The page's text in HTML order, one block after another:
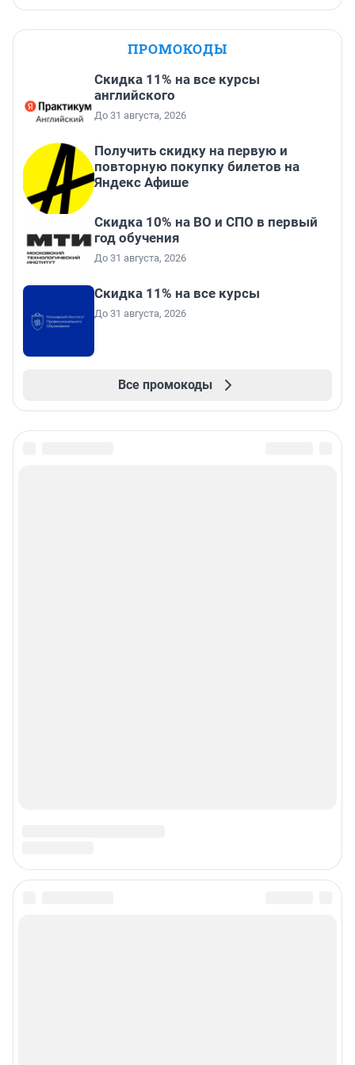
ПРОМОКОДЫ
Скидка 11% на все курсы
английского
До 31 августа, 2026
Получить скидку на первую и
повторную покупку билетов на
Яндекс Афише
Скидка 10% на ВО и СПО в первый
год обучения
До 31 августа, 2026
Скидка 11% на все курсы
До 31 августа, 2026
Все промокоды